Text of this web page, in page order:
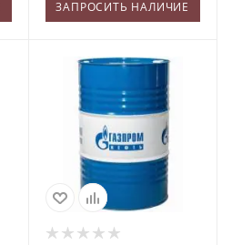
ЗАПРОСИТЬ НАЛИЧИЕ